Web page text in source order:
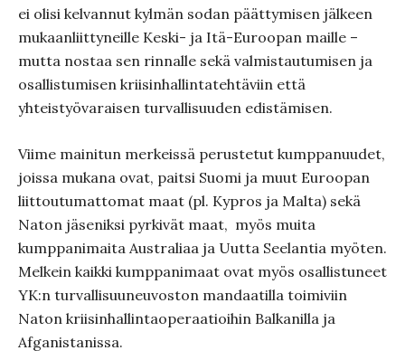
ei olisi kelvannut kylmän sodan päättymisen jälkeen
mukaanliittyneille Keski- ja Itä-Euroopan maille –
mutta nostaa sen rinnalle sekä valmistautumisen ja
osallistumisen kriisinhallintatehtäviin että
yhteistyövaraisen turvallisuuden edistämisen.
Viime mainitun merkeissä perustetut kumppanuudet,
joissa mukana ovat, paitsi Suomi ja muut Euroopan
liittoutumattomat maat (pl. Kypros ja Malta) sekä
Naton jäseniksi pyrkivät maat, myös muita
kumppanimaita Australiaa ja Uutta Seelantia myöten.
Melkein kaikki kumppanimaat ovat myös osallistuneet
YK:n turvallisuuneuvoston mandaatilla toimiviin
Naton kriisinhallintaoperaatioihin Balkanilla ja
Afganistanissa.